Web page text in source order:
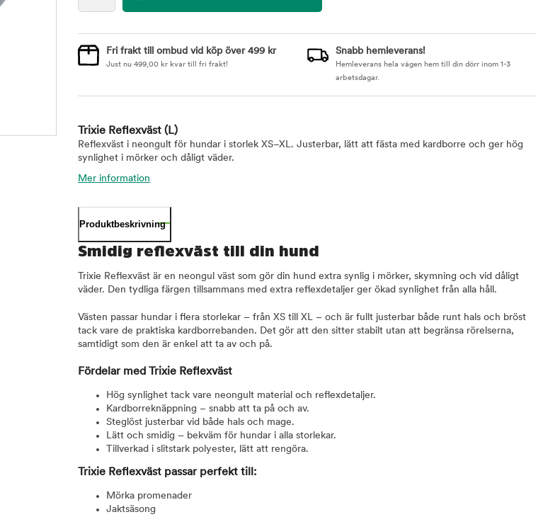
Fri frakt till ombud vid köp över 499 kr
Just nu 499,00 kr kvar till fri frakt!
Snabb hemleverans!
Hemleverans hela vägen hem till din dörr inom 1-3
arbetsdagar.
Trixie Reflexväst (L)
Reflexväst i neongult för hundar i storlek XS–XL. Justerbar, lätt att fästa med kardborre och ger hög
synlighet i mörker och dåligt väder.
Mer information
Produktbeskrivning
Smidig reflexväst till din hund
Trixie Reflexväst är en neongul väst som gör din hund extra synlig i mörker, skymning och vid dåligt
väder. Den tydliga färgen tillsammans med extra reflexdetaljer ger ökad synlighet från alla håll.
Västen passar hundar i flera storlekar – från XS till XL – och är fullt justerbar både runt hals och bröst
tack vare de praktiska kardborrebanden. Det gör att den sitter stabilt utan att begränsa rörelserna,
samtidigt som den är enkel att ta av och på.
Fördelar med Trixie Reflexväst
Hög synlighet tack vare neongult material och reflexdetaljer.
Kardborreknäppning – snabb att ta på och av.
Steglöst justerbar vid både hals och mage.
Lätt och smidig – bekväm för hundar i alla storlekar.
Tillverkad i slitstark polyester, lätt att rengöra.
Trixie Reflexväst passar perfekt till:
Mörka promenader
Jaktsäsong